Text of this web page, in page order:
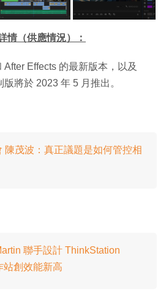
（供應情況）：
Effects 的最新版本，以及
將於 2023 年 5 月推出。
陳茂波：真正議題是如何管控相
聯手設計 ThinkStation
站創效能新高